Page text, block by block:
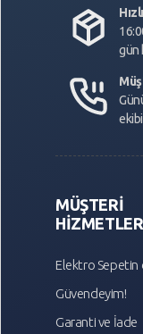
gün
MÜŞTERİ
Elektro Sepetin
Güvendeyim!
Garanti ve İade